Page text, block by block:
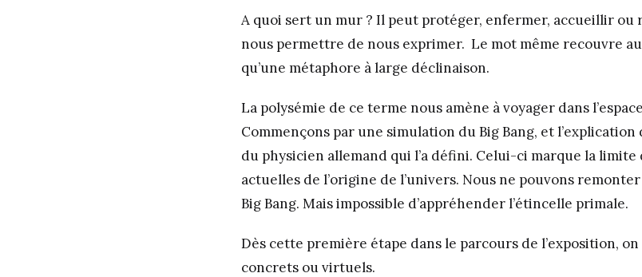
A quoi sert un mur ? Il peut protéger, enfermer, accueillir ou
nous permettre de nous exprimer. Le mot même recouvre
qu’une métaphore à large déclinaison.
La polysémie de ce terme nous amène à voyager dans
Commençons par une simulation du Big Bang, et l’explication
du physicien allemand qui l’a défini. Celui-ci marque la limite
actuelles de l’origine de l’univers. Nous ne pouvons remonter
Big Bang. Mais impossible d’appréhender l’étincelle primale.
Dès cette première étape dans le parcours de l’exposition,
concrets ou virtuels.